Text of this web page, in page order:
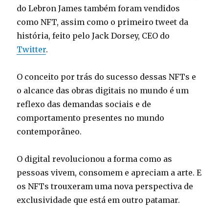
do Lebron James também foram vendidos
como NFT, assim como o primeiro tweet da
história, feito pelo Jack Dorsey, CEO do
Twitter.
O conceito por trás do sucesso dessas NFTs e
o alcance das obras digitais no mundo é um
reflexo das demandas sociais e de
comportamento presentes no mundo
contemporâneo.
O digital revolucionou a forma como as
pessoas vivem, consomem e apreciam a arte. E
os NFTs trouxeram uma nova perspectiva de
exclusividade que está em outro patamar.